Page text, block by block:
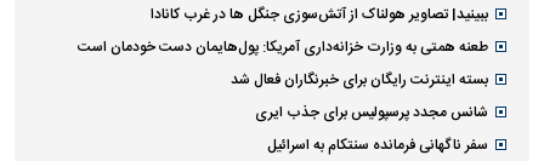
ببینید| تصاویر هولناک از آتش‌سوزی جنگل ها در غرب کانادا
طعنه همتی به وزارت خزانه‌داری آمریکا: پول‌هایمان دست خودمان است
بسته اینترنت رایگان برای خبرنگاران فعال شد
شانس مجدد پرسپولیس برای جذب ایری
سفر ناگهانی فرمانده سنتکام به اسرائیل